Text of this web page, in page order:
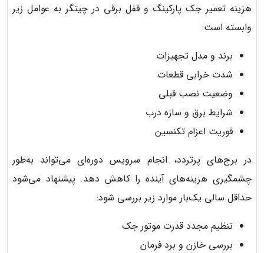
هزینه تعمیر جک پارکینگ و قفل برقی در چیتگر به عوامل زیر
وابسته است:
برند و مدل تجهیزات
شدت خرابی قطعات
وضعیت نصب قبلی
شرایط برق و سازه درب
فوریت اعزام تکنسین
در برج‌های پرتردد، انجام سرویس دوره‌ای می‌تواند به‌طور
چشمگیری هزینه‌های آینده را کاهش دهد. پیشنهاد می‌شود
حداقل سالی یک‌بار موارد زیر بررسی شود:
تنظیم مجدد قدرت موتور جک
بررسی خازن و برد فرمان